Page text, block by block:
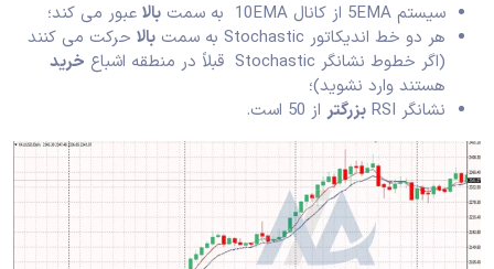
سیستم 5EMA از کانال 10EMA به سمت بالا عبور می کند؛
هر دو خط اندیکاتور Stochastic به سمت
بالا حرکت می کنند
(اگر خطوط نشانگر Stochastic قبلاً در منطقه اشباع
خرید
هستند وارد نشوید)؛
نشانگر RSI
بزرگتر از 50 است.